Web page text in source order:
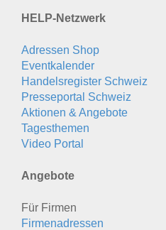
HELP-Netzwerk
Adressen Shop
Eventkalender
Handelsregister Schweiz
Presseportal Schweiz
Aktionen & Angebote
Tagesthemen
Video Portal
Angebote
Für Firmen
Firmenadressen